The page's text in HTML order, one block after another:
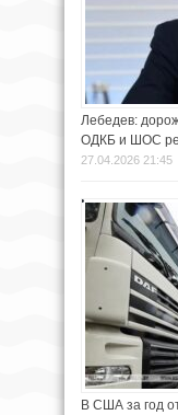
Лебедев:
ОДКБ и ШОС
27.04.2026 21:45
В США за год